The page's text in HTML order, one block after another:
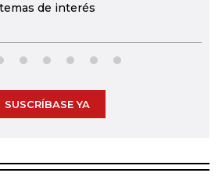
temas de interés
SUSCRÍBASE YA